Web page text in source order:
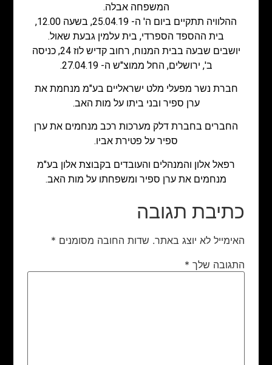
המשפחה אבלה.
ההלוויה תתקיים ביום ה' ה- 25.04.19, בשעה 12.00,
בית ההספד הספרדי, בית עלמין גבעת שאול.
יושבים שבעה בבית המנוח, רחוב קדיש לוז 24, כניסה
ב', ירושלים, החל ממוצ"ש ה- 27.04.19.
חברת נשר מפעלי מלט ישראליים בע"מ מנחמת את
ערן ספיר ובני ביתו על מות האב.
החברים בחברת דלק מערכות רכב מנחמים את ערן
ספיר על פטירת אביו.
רפאל אלון והמנהלים והעובדים בקבוצת אלון בע"מ
מנחמים את ערן ספיר ומשפחתו על מות האב.
כתיבת תגובה
האימייל לא יוצג באתר. שדות החובה מסומנים *
התגובה שלך *